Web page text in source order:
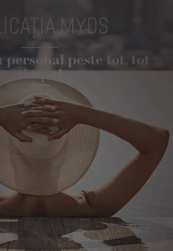
MYDS
personal peste tot, tot
timpul